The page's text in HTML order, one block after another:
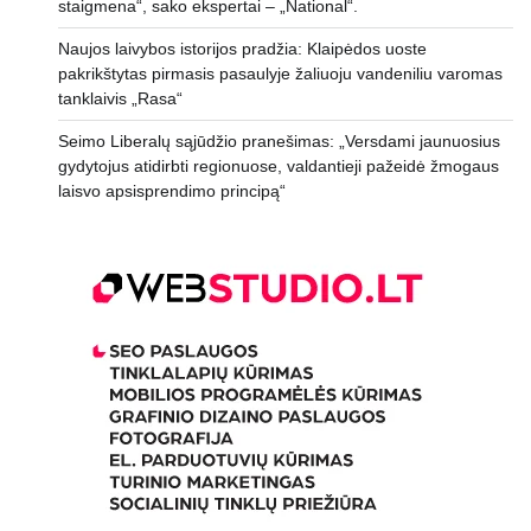
staigmena“, sako ekspertai – „National“.
Naujos laivybos istorijos pradžia: Klaipėdos uoste
pakrikštytas pirmasis pasaulyje žaliuoju vandeniliu varomas
tanklaivis „Rasa“
Seimo Liberalų sąjūdžio pranešimas: „Versdami jaunuosius
gydytojus atidirbti regionuose, valdantieji pažeidė žmogaus
laisvo apsisprendimo principą“